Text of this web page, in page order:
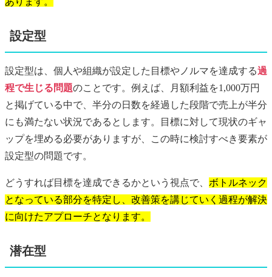
設定型
設定型は、個人や組織が設定した目標やノルマを達成する過
程で生じる問題のことです。例えば、月額利益を1,000万円
と掲げている中で、半分の日数を経過した段階で売上が半分
にも満たない状況であるとします。目標に対して現状のギャ
ップを埋める必要がありますが、この時に検討すべき要素が
設定型の問題です。
どうすれば目標を達成できるかという視点で、 ボトルネック
となっている部分を特定し、改善策を講じていく過程が解決
に向けたアプローチとなります。
潜在型